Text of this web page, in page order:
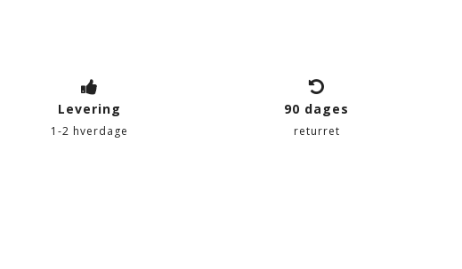
Levering
1-2 hverdage
90 dages
returret